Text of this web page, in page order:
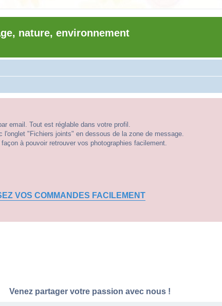
nature, environnement
email. Tout est réglable dans votre profil.
"Fichiers joints" en dessous de la zone de message.
façon à pouvoir retrouver vos photographies facilement.
VOS COMMANDES FACILEMENT
Venez partager votre passion avec nous !